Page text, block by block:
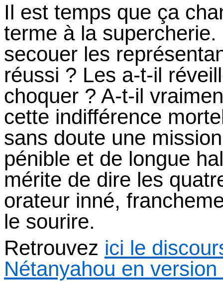
Il est temps que ça
terme à la
secouer les
réussi ? Les a-t-il
choquer ? A-t-il
cette indifférence
sans doute une
pénible et de longue
mérite de dire les
orateur inné,
le sourire.
Retrouvez ici le
Nétanyahou en